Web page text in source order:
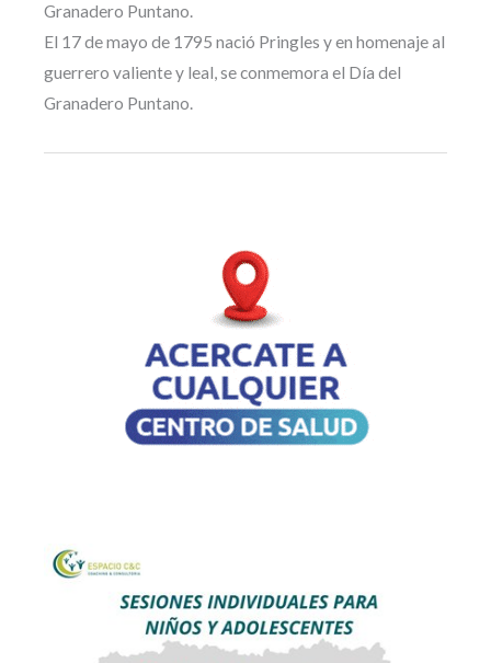
Granadero Puntano.
El 17 de mayo de 1795 nació Pringles y en homenaje al
guerrero valiente y leal, se conmemora el Día del
Granadero Puntano.